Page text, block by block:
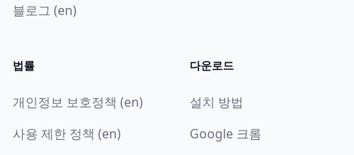
블로그 (en)
법률
개인정보 보호정책 (en)
사용 제한 정책 (en)
다운로드
설치 방법
Google 크롬